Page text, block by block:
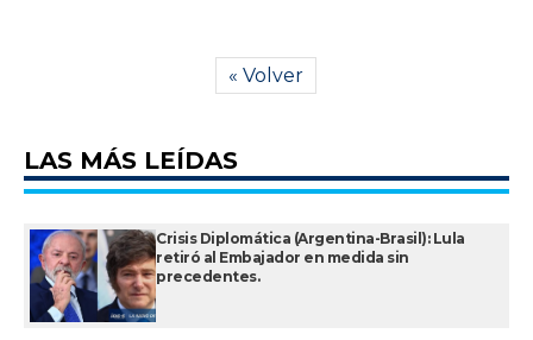
« Volver
LAS MÁS LEÍDAS
Crisis Diplomática (Argentina-Brasil): Lula
retiró al Embajador en medida sin
precedentes.